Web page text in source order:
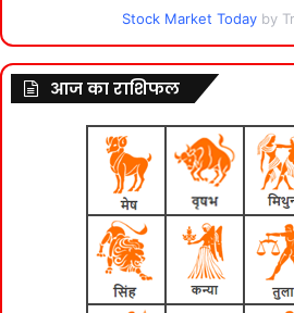
Stock Market Today by
आज का राशिफल